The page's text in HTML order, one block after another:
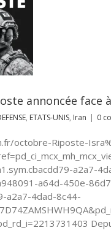
annoncée face
, ETATS-UNIS, Iran | 0
octobre-Riposte-
a2a7-
a64d-450e-
a2a7-4dad-8c44-